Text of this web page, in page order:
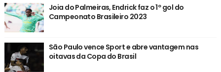
Joia do Palmeiras, Endrick faz o 1º gol do
Campeonato Brasileiro 2023
São Paulo vence Sport e abre vantagem nas
oitavas da Copa do Brasil